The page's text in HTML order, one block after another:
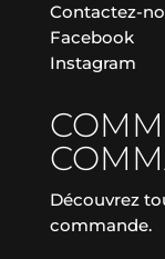
Contactez-
Facebook
Instagram
Découvrez
commande.